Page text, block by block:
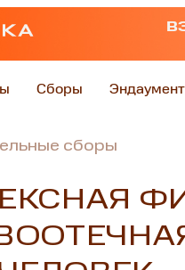
Сборы Эндаумент
сборы